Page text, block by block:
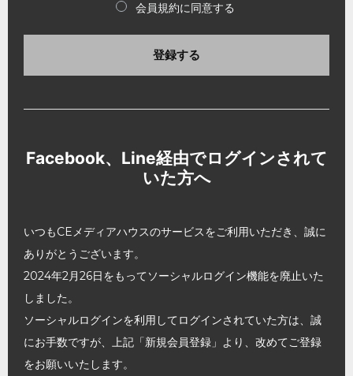
会員規約に同意する
登録する
Facebook、Line経由でログインされて
いた方へ
いつもCEメディアハウスのサービスをご利用いただき、誠に
ありがとうございます。
2024年2月26日をもってソーシャルログイン機能を廃止いた
しました。
ソーシャルログインを利用してログインされていた方は、誠
にお手数ですが、上記「新規会員登録」より、改めてご登録
をお願いいたします。